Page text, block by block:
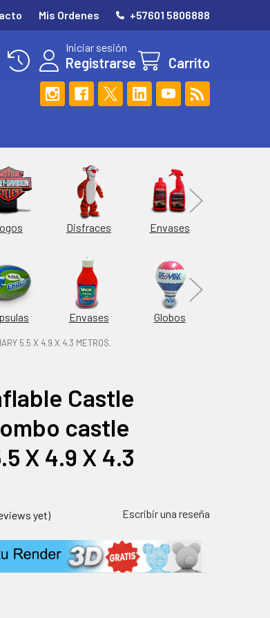
Mis Ordenes +57601 5806888
Iniciar sesión
Registrarse Carrito
Disfraces Envases
Envases Globos
5.5 X 4.9 X 4.3 METROS.
Castle
castle
X 4.9 X 4.3
yet) Escribir una reseña